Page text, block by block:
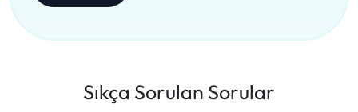
Sıkça Sorulan Sorular